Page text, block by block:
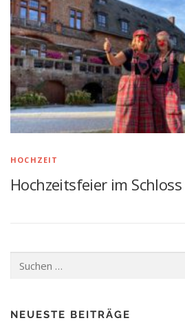
HOCHZEIT
Hochzeitsfeier im Schloss
nach:
NEUESTE BEITRÄGE